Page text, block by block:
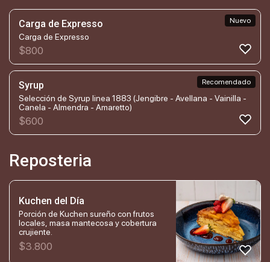
Carga de Expresso
Carga de Expresso
$800
Nuevo
Syrup
Selección de Syrup linea 1883 (Jengibre - Avellana - Vainilla -
Canela - Almendra - Amaretto)
$600
Recomendado
Reposteria
Kuchen del Día
Porción de Kuchen sureño con frutos
locales, masa mantecosa y cobertura
crujiente.
$3.800